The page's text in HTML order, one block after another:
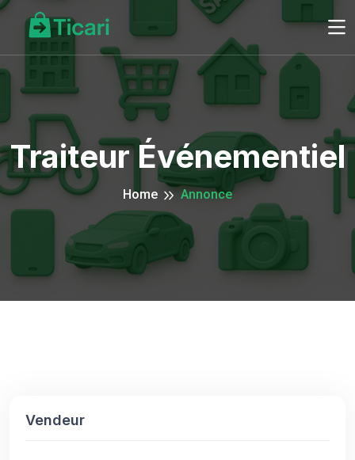
Traiteur Événementiel
Home Annonce
Vendeur